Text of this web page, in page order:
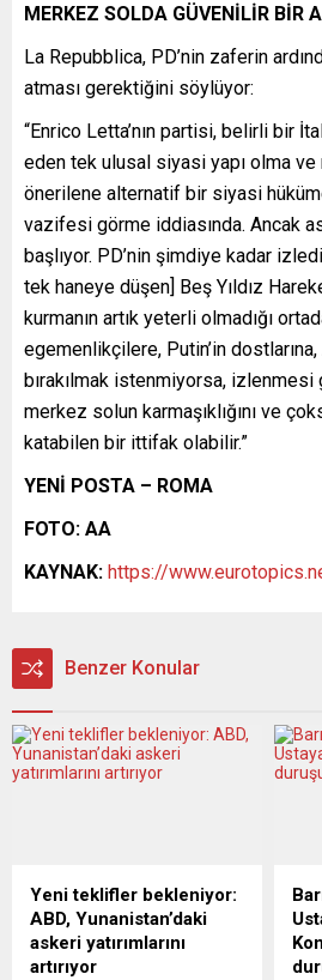
MERKEZ SOLDA GÜVENİLİR BİR
La Repubblica, PD’nin zaferin
atması gerektiğini söylüyor:
“Enrico Letta’nın partisi, belirli bir
eden tek ulusal siyasi yapı olma
önerilene alternatif bir siyasi
vazifesi görme iddiasında. Ancak
başlıyor. PD’nin şimdiye kadar
tek haneye düşen] Beş Yıldız
kurmanın artık yeterli olmadığı
egemenlikçilere, Putin’in
bırakılmak istenmiyorsa,
merkez solun karmaşıklığını ve
katabilen bir ittifak olabilir.”
YENİ POSTA – ROMA
FOTO: AA
KAYNAK: https://
Benzer Konular
Yeni teklifler bekleniyor:
ABD, Yunanistan’daki
askeri yatırımlarını
artırıyor